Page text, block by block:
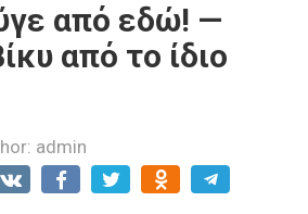
από εδώ! —
από το ίδιο
admin